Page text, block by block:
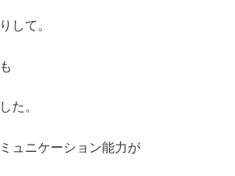
して。
た。
ュニケーション能力が